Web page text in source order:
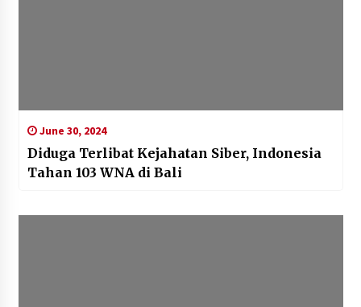
June 30, 2024
Diduga Terlibat Kejahatan Siber, Indonesia
Tahan 103 WNA di Bali